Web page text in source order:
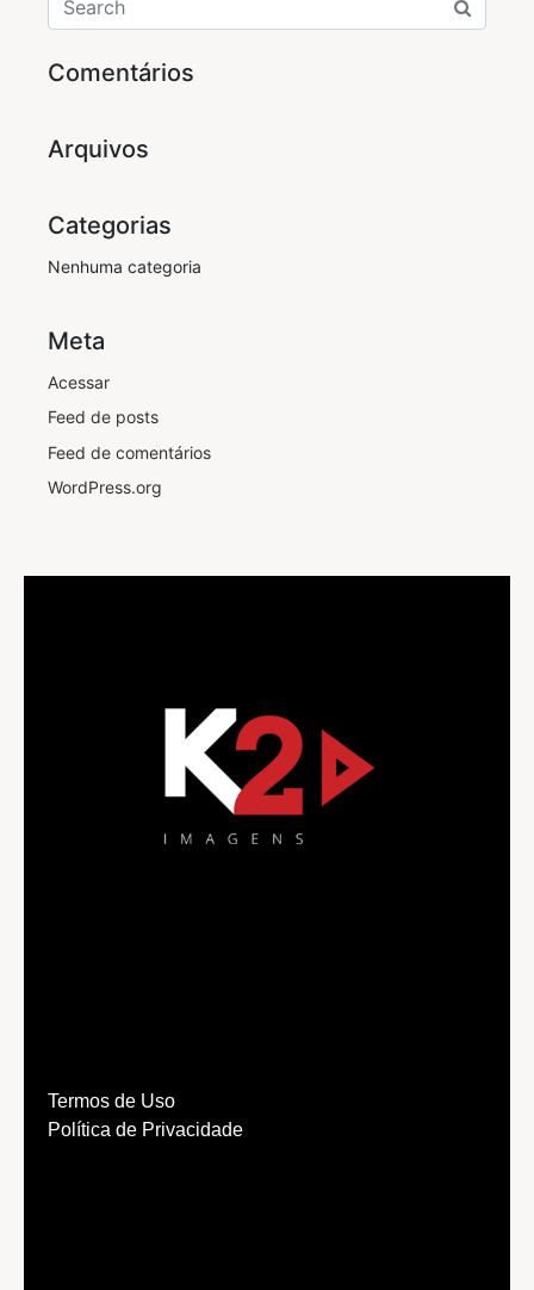
Comentários
Arquivos
Categorias
Nenhuma categoria
Meta
Acessar
Feed de posts
Feed de comentários
WordPress.org
Termos de Uso
Política de Privacidade